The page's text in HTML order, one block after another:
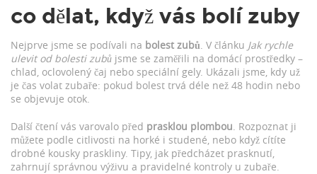
co dělat, když vás bolí zuby
Nejprve jsme se podívali na bolest zubů. V článku Jak rychle
ulevit od bolesti zubů jsme se zaměřili na domácí prostředky –
chlad, oclovolený čaj nebo speciální gely. Ukázali jsme, kdy už
je čas volat zubaře: pokud bolest trvá déle než 48 hodin nebo
se objevuje otok.
Další čtení vás varovalo před prasklou plombou. Rozpoznat ji
můžete podle citlivosti na horké i studené, nebo když cítíte
drobné kousky praskliny. Tipy, jak předcházet prasknutí,
zahrnují správnou výživu a pravidelné kontroly u zubaře.